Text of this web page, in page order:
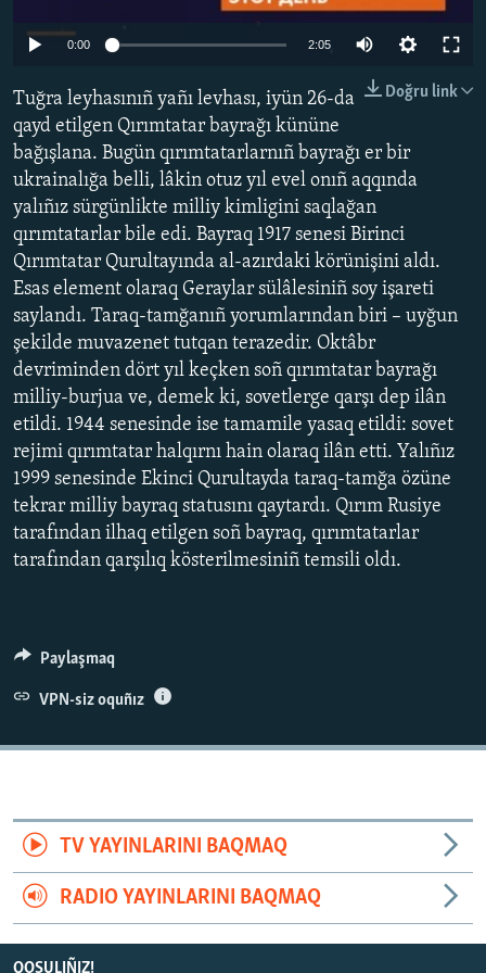
Русский
QOŞULIÑIZ!
RFE/RS bütün saytları
0:00 2:05
Doğru link
Tuğra leyhasınıñ yañı levhası, iyün 26-da
qayd etilgen Qırımtatar bayrağı kününe
bağışlana. Bugün qırımtatarlarnıñ bayrağı er bir
ukrainalığa belli, lâkin otuz yıl evel onıñ aqqında
yalıñız sürgünlikte milliy kimligini saqlağan
qırımtatarlar bile edi. Bayraq 1917 senesi Birinci
Qırımtatar Qurultayında al-azırdaki körünişini aldı.
Esas element olaraq Geraylar sülâlesiniñ soy işareti
saylandı. Taraq-tamğanıñ yorumlarından biri – uyğun
şekilde muvazenet tutqan terazedir. Oktâbr
devriminden dört yıl keçken soñ qırımtatar bayrağı
milliy-burjua ve, demek ki, sovetlerge qarşı dep ilân
etildi. 1944 senesinde ise tamamile yasaq etildi: sovet
rejimi qırımtatar halqırnı hain olaraq ilân etti. Yalıñız
1999 senesinde Ekinci Qurultayda taraq-tamğa özüne
tekrar milliy bayraq statusını qaytardı. Qırım Rusiye
tarafından ilhaq etilgen soñ bayraq, qırımtatarlar
tarafından qarşılıq kösterilmesiniñ temsili oldı.
Paylaşmaq
VPN-siz oquñız
TV YAYINLARINI BAQMAQ
RADIO YAYINLARINI BAQMAQ
QOŞULIÑIZ!